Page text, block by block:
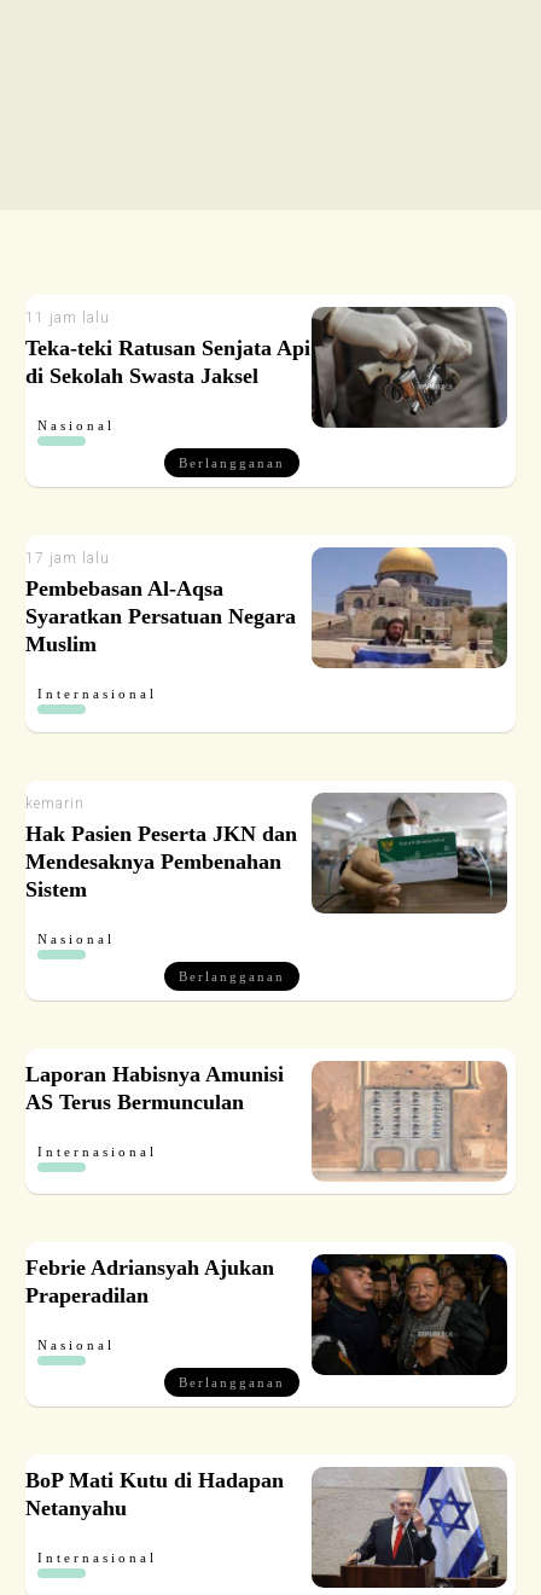
11 jam lalu
Teka-teki Ratusan Senjata Api
di Sekolah Swasta Jaksel
Nasional
Berlangganan
17 jam lalu
Pembebasan Al-Aqsa
Syaratkan Persatuan Negara
Muslim
Internasional
kemarin
Hak Pasien Peserta JKN dan
Mendesaknya Pembenahan
Sistem
Nasional
Berlangganan
Laporan Habisnya Amunisi
AS Terus Bermunculan
Internasional
Febrie Adriansyah Ajukan
Praperadilan
Nasional
Berlangganan
BoP Mati Kutu di Hadapan
Netanyahu
Internasional